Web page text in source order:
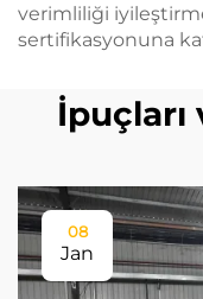
verimliliği
sertifikasyonuna
İpuçları
08
Jan